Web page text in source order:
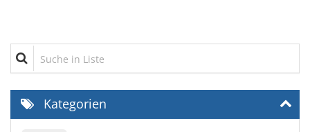
Suche in Liste
Kategorien